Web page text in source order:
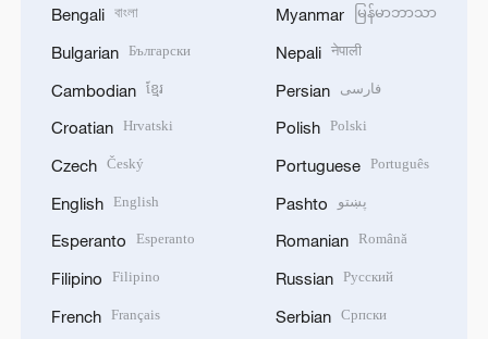
Bengali বাংলা
Bulgarian Български
Cambodian ខ្មែរ
Croatian Hrvatski
Czech Český
English English
Esperanto Esperanto
Filipino Filipino
French Français
Myanmar မြန်မာဘာသာ
Nepali नेपाली
Persian فارسی
Polish Polski
Portuguese Português
Pashto پښتو
Romanian Română
Russian Русский
Serbian Српски